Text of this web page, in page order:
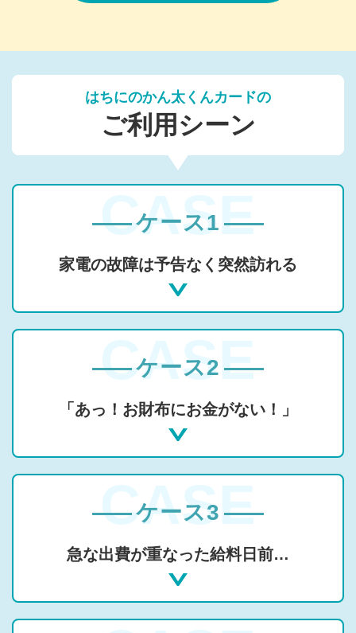
はちにのかん太くんカードの
ご利用シーン
ケース1
家電の故障は予告なく突然訪れる
ケース2
「あっ！お財布にお金がない！」
ケース3
急な出費が重なった給料日前…